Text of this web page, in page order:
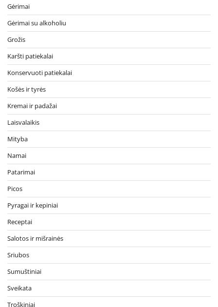
Gėrimai
Gėrimai su alkoholiu
Grožis
Karšti patiekalai
Konservuoti patiekalai
Košės ir tyrės
Kremai ir padažai
Laisvalaikis
Mityba
Namai
Patarimai
Picos
Pyragai ir kepiniai
Receptai
Salotos ir mišrainės
Sriubos
Sumuštiniai
Sveikata
Troškiniai